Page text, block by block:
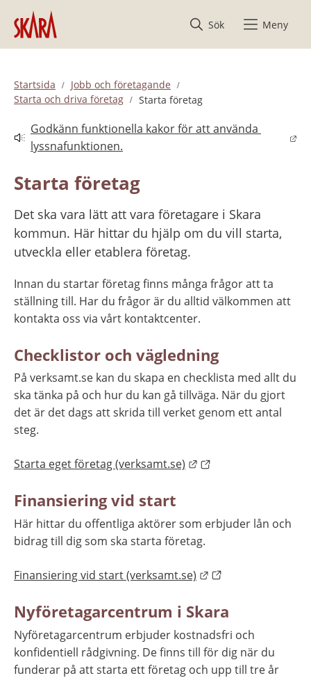
Hoppa till innehåll
Sök
Meny
Startsida
Jobb och företagande
Starta och driva företag
Starta företag
Godkänn funktionella kakor för att använda
lyssnafunktionen.
Länk till annan webbplats.
Starta företag
Det ska vara lätt att vara företagare i Skara
kommun. Här hittar du hjälp om du vill starta,
utveckla eller etablera företag.
Innan du startar företag finns många frågor att ta
ställning till. Har du frågor är du alltid välkommen att
kontakta oss via vårt kontaktcenter.
Checklistor och vägledning
På verksamt.se kan du skapa en checklista med allt du
ska tänka på och hur du kan gå tillväga. När du gjort
det är det dags att skrida till verket genom ett antal
steg.
Starta eget företag (verksamt.se) Länk till annan
Finansiering vid start
Här hittar du offentliga aktörer som erbjuder lån och
bidrag till dig som ska starta företag.
Finansiering vid start (verksamt.se) Länk till annan
Nyföretagarcentrum i Skara
Nyföretagarcentrum erbjuder kostnadsfri och
konfidentiell rådgivning. De finns till för dig när du
funderar på att starta ett företag och upp till tre år